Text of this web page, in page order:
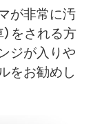
が非常に汚
をされる方
ジが入りや
をお勧めし